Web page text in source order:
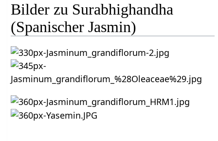
Bilder zu Surabhighandha
(Spanischer Jasmin)